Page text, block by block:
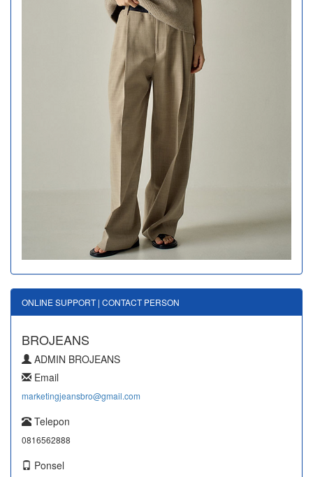
ONLINE SUPPORT | CONTACT PERSON
BROJEANS
ADMIN BROJEANS
Email
marketingjeansbro@gmail.com
Telepon
0816562888
Ponsel